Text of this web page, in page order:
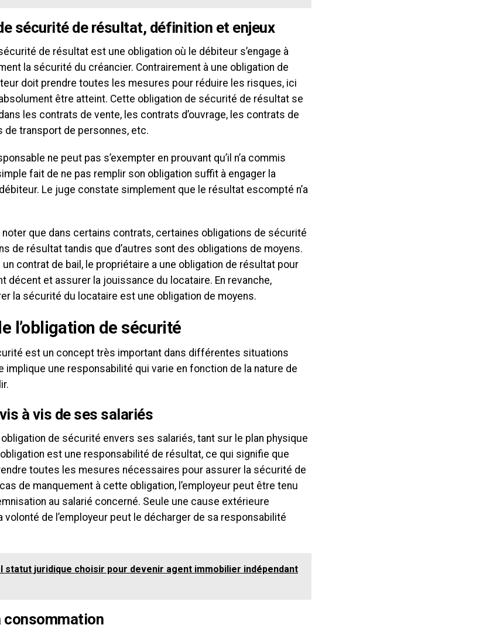
sécurité de résultat, définition et enjeux
de résultat est une obligation où le débiteur s’engage à
la sécurité du créancier. Contrairement à une obligation de
doit prendre toutes les mesures pour réduire les risques, ici
être atteint. Cette obligation de sécurité de résultat se
les contrats de vente, les contrats d’ouvrage, les contrats de
de transport de personnes, etc.
ne peut pas s’exempter en prouvant qu’il n’a commis
fait de ne pas remplir son obligation suffit à engager la
Le juge constate simplement que le résultat escompté n’a
noter que dans certains contrats, certaines obligations de sécurité
de résultat tandis que d’autres sont des obligations de moyens.
un contrat de bail, le propriétaire a une obligation de résultat pour
décent et assurer la jouissance du locataire. En revanche,
la sécurité du locataire est une obligation de moyens.
l’obligation de sécurité
est un concept très important dans différentes situations
implique une responsabilité qui varie en fonction de la nature de
à vis de ses salariés
obligation de sécurité envers ses salariés, tant sur le plan physique
est une responsabilité de résultat, ce qui signifie que
toutes les mesures nécessaires pour assurer la sécurité de
de manquement à cette obligation, l’employeur peut être tenu
au salarié concerné. Seule une cause extérieure
volonté de l’employeur peut le décharger de sa responsabilité
statut juridique choisir pour devenir agent immobilier indépendant
consommation